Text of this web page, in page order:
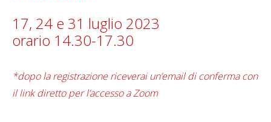
17, 24 e 31 luglio 2023
orario 14.30-17.30
*dopo la registrazione riceverai un’email di conferma con
il link diretto per l’accesso a Zoom